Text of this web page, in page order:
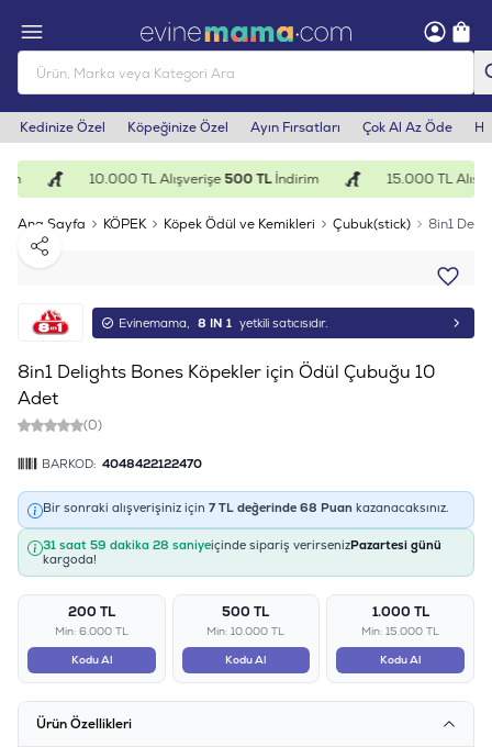
Kedinize Özel Köpeğinize Özel Ayın Fırsatları Çok Al Az Öde
10.000 TL Alışverişe500 TLİndirim 15.000 TL
Ana Sayfa KÖPEK Köpek Ödül ve Kemikleri Çubuk(stick)
8in1
Paylaş
Evinemama, 8 IN 1 yetkili satıcısıdır.
8in1 Delights Bones Köpekler için Ödül Çubuğu 10
Adet
(0)
BARKOD: 4048422122470
Bir sonraki alışverişiniz için 7TL değerinde 68 Puan kazanacaksınız.
31 saat 59 dakika 28 saniyeiçinde sipariş verirsenizPazartesi günü
kargoda!
200 TL
Min: 6.000 TL
Kodu Al
500 TL
Min: 10.000 TL
Kodu Al
1.000 TL
Min: 15.000 TL
Kodu Al
Ürün Özellikleri